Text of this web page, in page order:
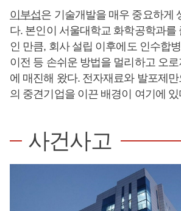
이부섭은 기술개발을 매우 중요하게
다. 본인이 서울대학교 화학공학과를
인 만큼, 회사 설립 이후에도 인수합
이전 등 손쉬운 방법을 멀리하고 오
에 매진해 왔다. 전자재료와 발포제
의 중견기업을 이끈 배경이 여기에 있
사건사고